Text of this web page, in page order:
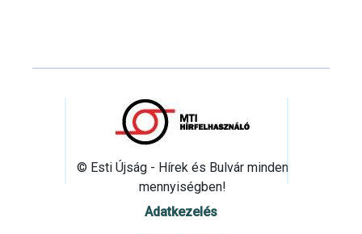
© Esti Újság - Hírek és Bulvár minden
mennyiségben!
Adatkezelés